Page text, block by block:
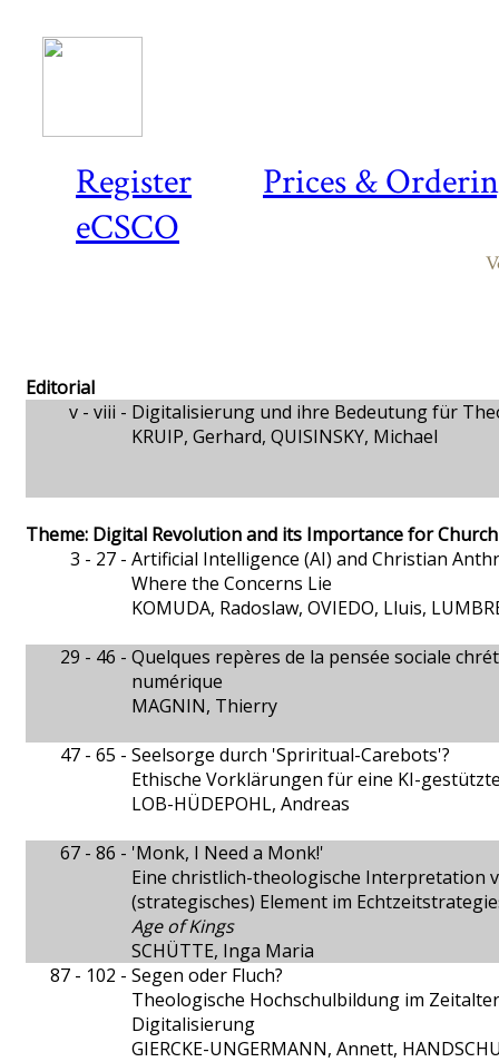
Register
Prices &
eCSCO
Editorial
v - viii - Digitalisierung und ihre Bedeutung für
KRUIP, Gerhard, QUISINSKY, Michael
Theme: Digital Revolution and its Importance for
3 - 27 - Artificial Intelligence (AI) and Christian
Where the Concerns Lie
KOMUDA, Radoslaw, OVIEDO, Lluis,
29 - 46 - Quelques repères de la pensée sociale
numérique
MAGNIN, Thierry
47 - 65 - Seelsorge durch 'Spriritual-Carebots'?
Ethische Vorklärungen für eine KI-
LOB-HÜDEPOHL, Andreas
67 - 86 - 'Monk, I Need a Monk!'
Eine christlich-theologische Interpretation
(strategisches) Element im
Age of Kings
SCHÜTTE, Inga Maria
87 - 102 - Segen oder Fluch?
Theologische Hochschulbildung im
Digitalisierung
GIERCKE-UNGERMANN, Annett,